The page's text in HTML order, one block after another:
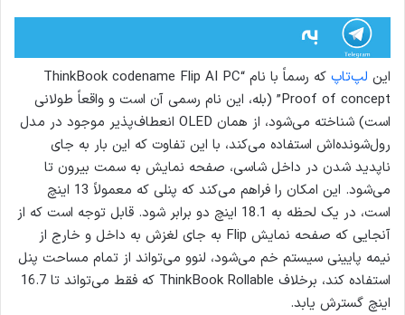
این لپ‌تاپ
که رسماً با نام “ThinkBook codename Flip AI PC
Proof of concept” (بله، این نام رسمی آن است و واقعاً طولانی
است) شناخته می‌شود، از همان OLED انعطاف‌پذیر موجود در مدل
رول‌شونده‌اش استفاده می‌کند، با این تفاوت که این بار به جای
ناپدید شدن در داخل شاسی، صفحه نمایش به سمت بیرون تا
می‌شود. این امکان را فراهم می‌کند که پنلی که معمولاً 13 اینچ
است، در یک لحظه به 18.1 اینچ دو برابر شود. قابل توجه است که از
آنجایی که صفحه نمایش Flip به جای لغزش به داخل و خارج از
نیمه پایینی سیستم خم می‌شود، لنوو می‌تواند از تمام مساحت پنل
استفاده کند، برخلاف ThinkBook Rollable که فقط می‌تواند تا 16.7
اینچ گسترش یابد.